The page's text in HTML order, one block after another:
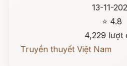
13-11-
⭐ 4.8
4,229 lượt
Truyền thuyết Việt Nam